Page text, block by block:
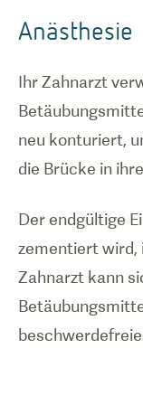
Anästhesie
Ihr Zahnarzt
neu konturiert,
die Brücke in
Der endgültige
zementiert wird,
Zahnarzt kann